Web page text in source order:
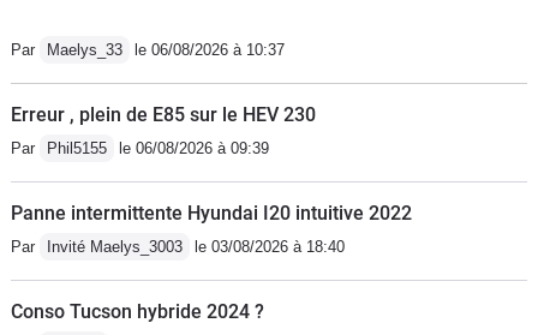
Par Maelys_33 le 06/08/2026 à 10:37
Erreur , plein de E85 sur le HEV 230
Par Phil5155 le 06/08/2026 à 09:39
Panne intermittente Hyundai I20 intuitive 2022
Par Invité Maelys_3003 le 03/08/2026 à 18:40
Conso Tucson hybride 2024 ?